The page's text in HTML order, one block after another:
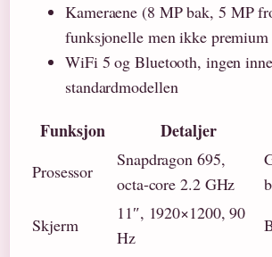
Kameraene (8 MP bak, 5 MP
funksjonelle men ikke premium
WiFi 5 og Bluetooth, ingen
standardmodellen
Funksjon Detaljer
Prosessor
Snapdragon 695,
octa-core 2.2 GHz
Skjerm
11″, 1920×1200, 90
Hz